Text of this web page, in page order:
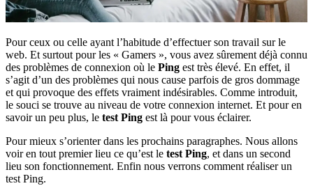
Pour ceux ou celle ayant l’habitude d’effectuer son travail sur le
web. Et surtout pour les « Gamers », vous avez sûrement déjà connu
des problèmes de connexion où le Ping est très élevé. En effet, il
s’agit d’un des problèmes qui nous cause parfois de gros dommage
et qui provoque des effets vraiment indésirables. Comme introduit,
le souci se trouve au niveau de votre connexion internet. Et pour en
savoir un peu plus, le test Ping est là pour vous éclairer.
Pour mieux s’orienter dans les prochains paragraphes. Nous allons
voir en tout premier lieu ce qu’est le test Ping, et dans un second
lieu son fonctionnement. Enfin nous verrons comment réaliser un
test Ping.